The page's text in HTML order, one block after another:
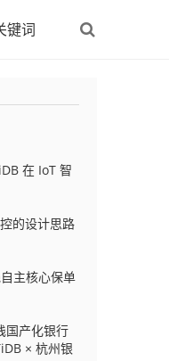
键词
在 IoT 智
的设计思路
主核心保单
国产化银行
× 杭州银